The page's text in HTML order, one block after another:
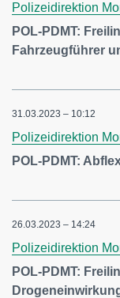
Polizeidirektion
POL-PDMT:
Fahrzeugführer
31.03.2023 – 10:12
Polizeidirektion
POL-PDMT:
26.03.2023 – 14:24
Polizeidirektion
POL-PDMT: